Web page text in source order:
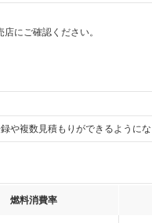
にご確認ください。
や複数見積もりができるようにな
燃料消費率